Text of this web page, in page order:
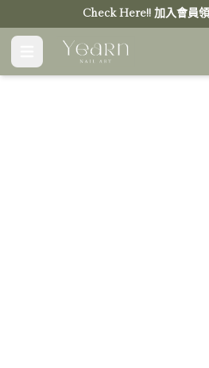
Check Here!! 加入會員